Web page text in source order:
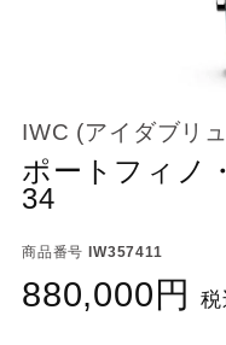
IWC (アイダブリ
ポートフィノ
34
商品番号 IW357411
880,000 税